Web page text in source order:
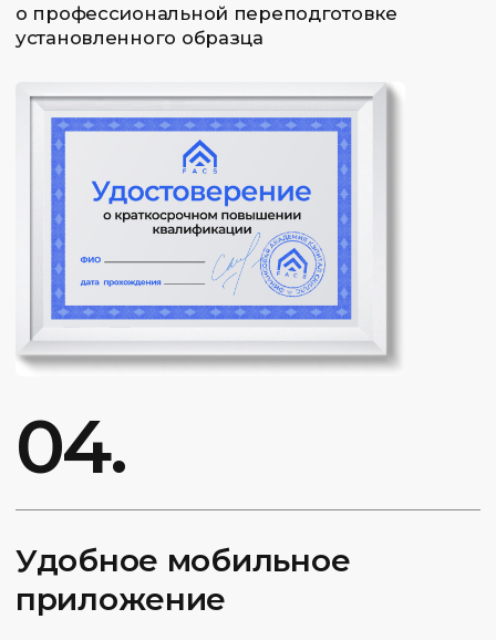
КУПИТЬ КУРС
5 000
Вы можете купить курс в кредит или
оплатить целиком 120 000₽
Волновая теория
Эллиотта [Группа]
Находите волновую структуру рынка
и прогнозируйте движение цены